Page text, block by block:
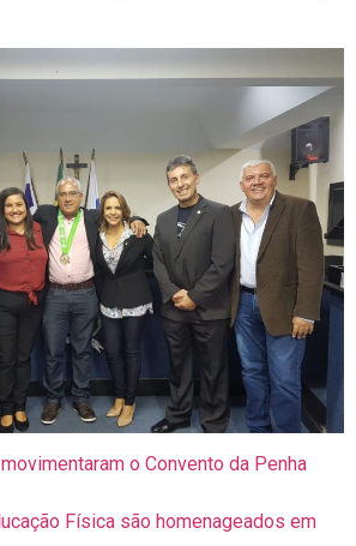
o Convento da Penha
Física são homenageados em